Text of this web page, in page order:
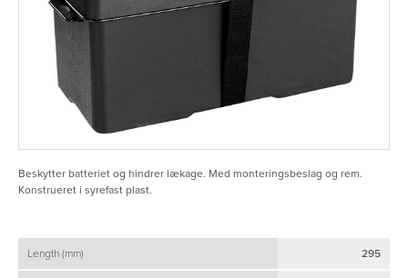
Beskytter batteriet og hindrer lækage. Med monteringsbeslag og rem.
Konstrueret i syrefast plast.
Length (mm) 295